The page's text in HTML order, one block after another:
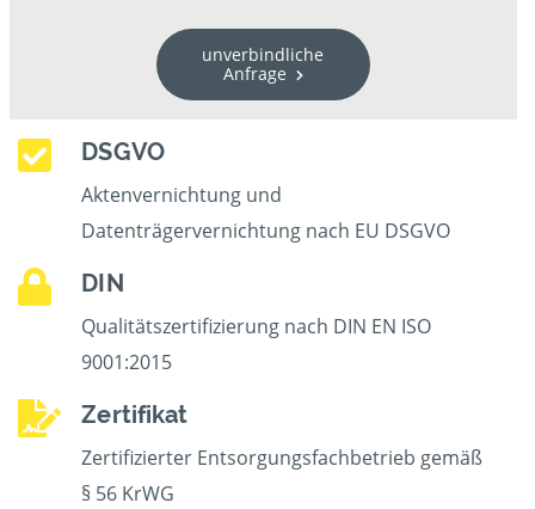
unverbindliche
Anfrage
DSGVO
Aktenvernichtung und
Datenträgervernichtung nach EU DSGVO
DIN
Qualitätszertifizierung nach DIN EN ISO
9001:2015
Zertifikat
Zertifizierter Entsorgungsfachbetrieb gemäß
§ 56 KrWG